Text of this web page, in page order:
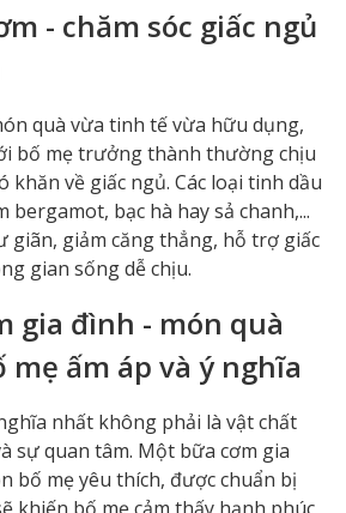
- chăm sóc giấc ngủ
quà vừa tinh tế vừa hữu dụng,
bố mẹ trưởng thành thường chịu
khăn về giấc ngủ. Các loại tinh dầu
bergamot, bạc hà hay sả chanh,...
giãn, giảm căng thẳng, hỗ trợ giấc
gian sống dễ chịu.
gia đình - món quà
mẹ ấm áp và ý nghĩa
nhất không phải là vật chất
sự quan tâm. Một bữa cơm gia
bố mẹ yêu thích, được chuẩn bị